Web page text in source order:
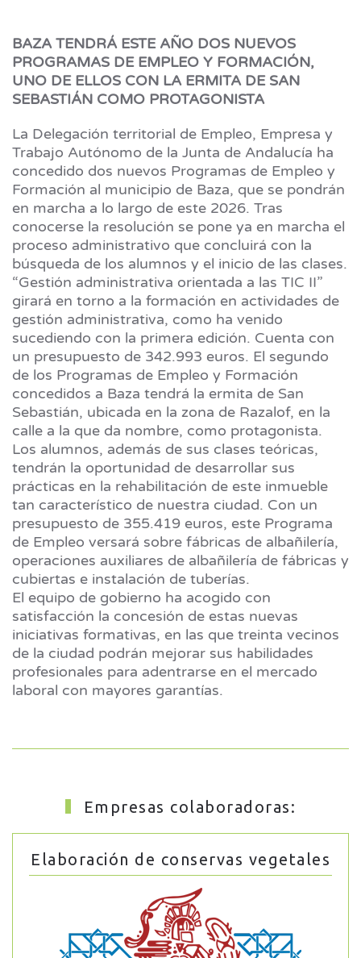
BAZA TENDRÁ ESTE AÑO DOS NUEVOS
PROGRAMAS DE EMPLEO Y FORMACIÓN,
UNO DE ELLOS CON LA ERMITA DE SAN
SEBASTIÁN COMO PROTAGONISTA
La Delegación territorial de Empleo, Empresa y
Trabajo Autónomo de la Junta de Andalucía ha
concedido dos nuevos Programas de Empleo y
Formación al municipio de Baza, que se pondrán
en marcha a lo largo de este 2026. Tras
conocerse la resolución se pone ya en marcha el
proceso administrativo que concluirá con la
búsqueda de los alumnos y el inicio de las clases.
“Gestión administrativa orientada a las TIC II”
girará en torno a la formación en actividades de
gestión administrativa, como ha venido
sucediendo con la primera edición. Cuenta con
un presupuesto de 342.993 euros. El segundo
de los Programas de Empleo y Formación
concedidos a Baza tendrá la ermita de San
Sebastián, ubicada en la zona de Razalof, en la
calle a la que da nombre, como protagonista.
Los alumnos, además de sus clases teóricas,
tendrán la oportunidad de desarrollar sus
prácticas en la rehabilitación de este inmueble
tan característico de nuestra ciudad. Con un
presupuesto de 355.419 euros, este Programa
de Empleo versará sobre fábricas de albañilería,
operaciones auxiliares de albañilería de fábricas y
cubiertas e instalación de tuberías.
El equipo de gobierno ha acogido con
satisfacción la concesión de estas nuevas
iniciativas formativas, en las que treinta vecinos
de la ciudad podrán mejorar sus habilidades
profesionales para adentrarse en el mercado
laboral con mayores garantías.
Empresas colaboradoras:
Elaboración de conservas vegetales